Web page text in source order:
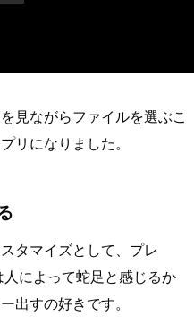
見ながらファイルを選ぶこ
リになりました。
タマイズとして、プレ
によって蛇足と感じるか
出すの好きです。